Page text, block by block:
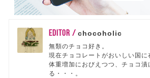
EDITOR /chocoholic
無類のチョコ好き。
現在チョコレートがおいしい国に
体重増加におびえつつ、チョコ漬
る・・・。